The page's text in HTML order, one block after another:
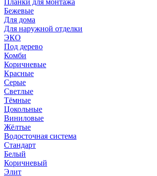
Планки для монтажа
Бежевые
Для дома
Для наружной отделки
ЭКO
Под дерево
Комби
Коричневые
Красные
Серые
Светлые
Тёмные
Цокольные
Виниловые
Жёлтые
Водосточная система
Стандарт
Белый
Коричневый
Элит